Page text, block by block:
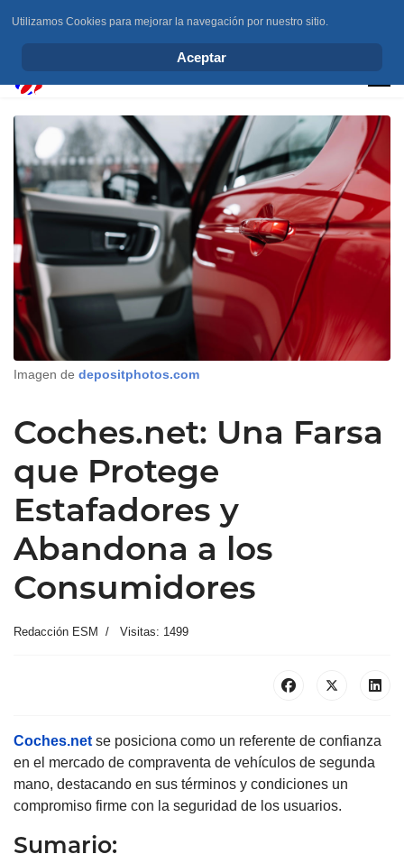
Imagen de depositphotos.com
Coches.net: Una Farsa
que Protege
Estafadores y
Abandona a los
Consumidores
Redacción ESM Visitas: 1499
Coches.net se posiciona como un referente de confianza
en el mercado de compraventa de vehículos de segunda
mano, destacando en sus términos y condiciones un
compromiso firme con la seguridad de los usuarios.
Sumario:
Utilizamos Cookies para mejorar la navegación por nuestro sitio.
Aceptar